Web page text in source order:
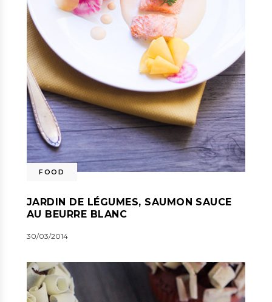
FOOD
JARDIN DE LÉGUMES, SAUMON SAUCE
AU BEURRE BLANC
30/03/2014